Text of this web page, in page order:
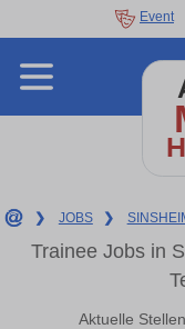
Event
❯ JOBS ❯
Trainee Jobs in
Aktuelle